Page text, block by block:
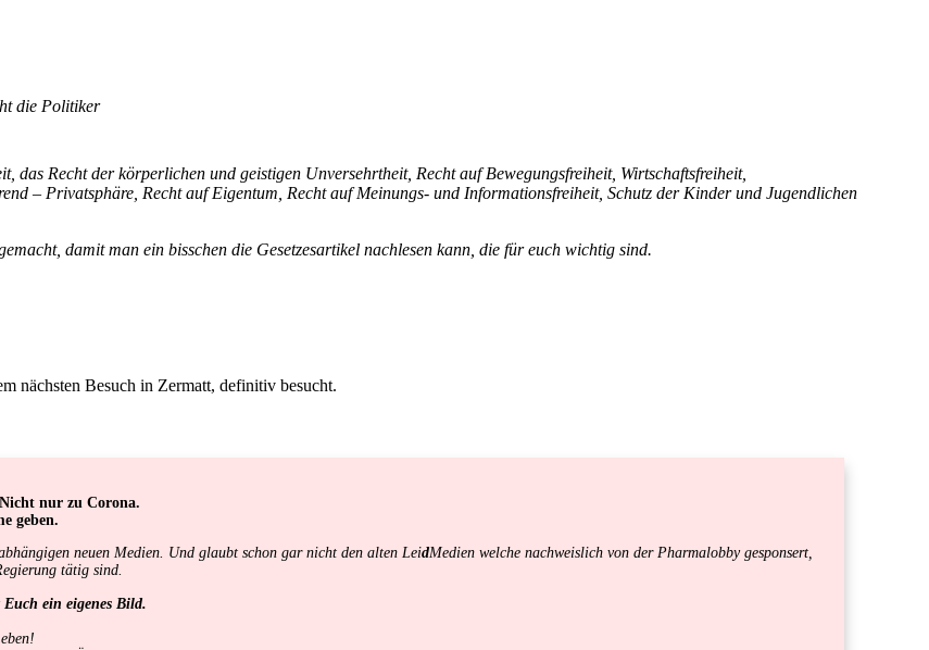
die Politiker
das Recht der körperlichen und geistigen Unversehrtheit, Recht auf Bewegungsfreiheit, Wirtschaftsfreiheit,
– Privatsphäre, Recht auf Eigentum, Recht auf Meinungs- und Informationsfreiheit, Schutz der Kinder und Jugendlichen
damit man ein bisschen die Gesetzesartikel nachlesen kann, die für euch wichtig sind.
nächsten Besuch in Zermatt, definitiv besucht.
nur zu Corona.
geben.
neuen Medien. Und glaubt schon gar nicht den alten LeidMedien welche nachweislich von der Pharmalobby gesponsert,
tätig sind.
ein eigenes Bild.